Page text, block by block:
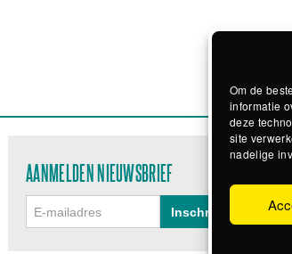
Om de
informatie
deze
site
nadelige
AANMELDEN NIEUWSBRIEF